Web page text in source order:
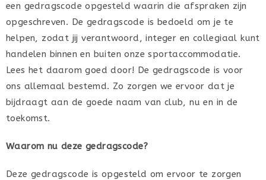
een gedragscode opgesteld waarin die afspraken zijn
opgeschreven. De gedragscode is bedoeld om je te
helpen, zodat jij verantwoord, integer en collegiaal kunt
handelen binnen en buiten onze sportaccommodatie.
Lees het daarom goed door! De gedragscode is voor
ons allemaal bestemd. Zo zorgen we ervoor dat je
bijdraagt aan de goede naam van club, nu en in de
toekomst.
Waarom nu deze gedragscode?
Deze gedragscode is opgesteld om ervoor te zorgen